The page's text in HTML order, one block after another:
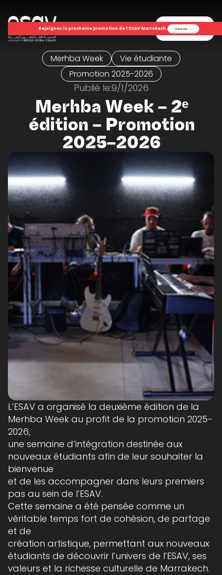
Rejoignez la prochaine promotion de l’ESAV Marrakech. S'inscrire →
Menu
Merhba Week
Vie étudiante
Promotion 2025-2026
Publié le:9/1/2026
Merhba Week – 2ᵉ
édition – Promotion
2025–2026
L’ESAV a organisé la deuxième édition de la
Merhba Week au profit de la promotion 2025-
2026,
une semaine d’intégration destinée aux
nouveaux étudiants afin de leur souhaiter la
bienvenue
et de les accompagner dans leurs premiers
pas au sein de l’ESAV.
Cette semaine a été pensée comme un
véritable temps fort de cohésion, de partage
et de
création artistique, permettant aux nouveaux
étudiants de découvrir l’univers de l’ESAV, ses
valeurs et la richesse culturelle de Marrakech.